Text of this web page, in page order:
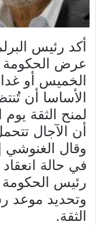
أكد رئيس
عرض الحكومة
الخميس أو
الأساسا أن
أن الآجال
وقال الغنوشي
في حالة
رئيس
وتحديد موعد
الثقة.